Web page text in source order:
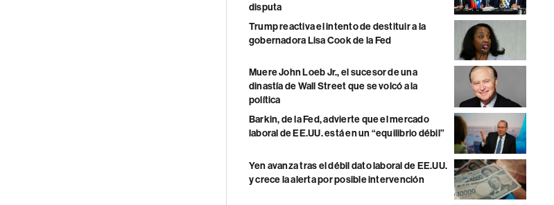
disputa
Trump reactiva el intento de destituir a la
gobernadora Lisa Cook de la Fed
Muere John Loeb Jr., el sucesor de una
dinastía de Wall Street que se volcó a la
política
Barkin, de la Fed, advierte que el mercado
laboral de EE.UU. está en un “equilibrio débil”
Yen avanza tras el débil dato laboral de EE.UU.
y crece la alerta por posible intervención